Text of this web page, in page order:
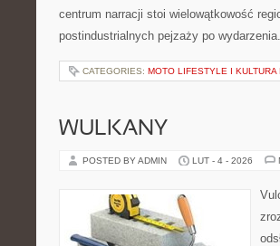
centrum narracji stoi wielowątkowość
postindustrialnych pejzaży po
CATEGORIES: MOTO LIFESTYLE I KULTURA
WULKANY
POSTED BY ADMIN LUT - 4 - 2026